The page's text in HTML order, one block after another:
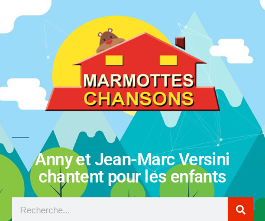
Anny et Jean-Marc Versini
chantent pour les enfants